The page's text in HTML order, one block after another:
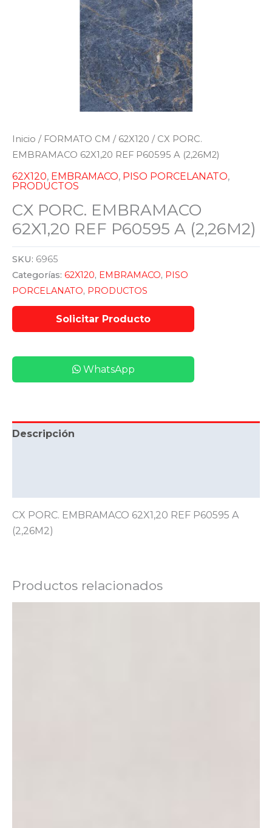
Inicio / FORMATO CM / 62X120 / CX PORC.
EMBRAMACO 62X1,20 REF P60595 A (2,26M2)
62X120, EMBRAMACO, PISO PORCELANATO,
PRODUCTOS
CX PORC. EMBRAMACO
62X1,20 REF P60595 A (2,26M2)
SKU: 6965
Categorías: 62X120, EMBRAMACO, PISO
PORCELANATO, PRODUCTOS
WhatsApp
Descripción
CX PORC. EMBRAMACO 62X1,20 REF P60595 A
(2,26M2)
Productos relacionados